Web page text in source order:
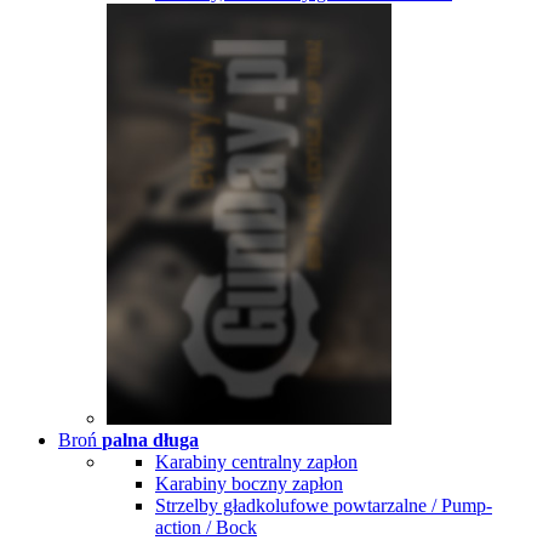
Broń palna długa
Karabiny centralny zapłon
Karabiny boczny zapłon
Strzelby gładkolufowe powtarzalne / Pump-
action / Bock